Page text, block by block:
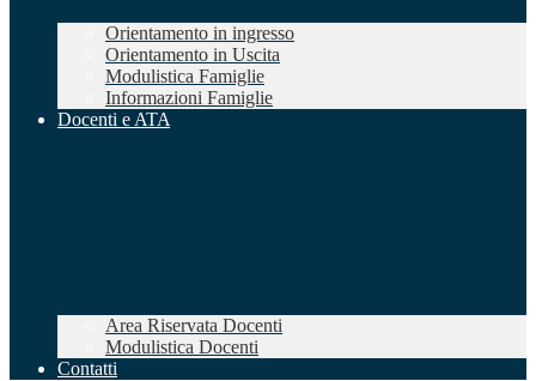
Orientamento in ingresso
Orientamento in Uscita
Modulistica Famiglie
Informazioni Famiglie
Docenti e ATA
Area Riservata Docenti
Modulistica Docenti
Contatti